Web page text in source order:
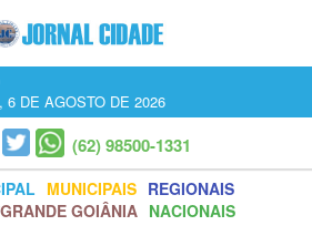
DE AGOSTO DE 2026
(62) 98500-1331
MUNICIPAIS REGIONAIS
GOIÂNIA NACIONAIS